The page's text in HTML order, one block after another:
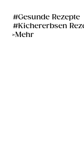
Gesunde Rezepte
Kichererbsen
Mehr